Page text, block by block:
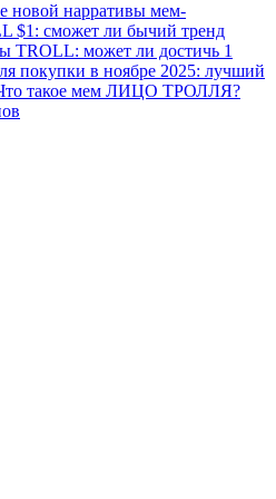
новой нарративы мем-
$1: сможет ли бычий тренд
TROLL: может ли достичь 1
покупки в ноябре 2025: лучший
такое мем ЛИЦО ТРОЛЛЯ?